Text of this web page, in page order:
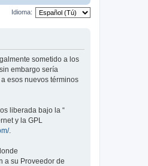
Idioma:
sometido a los
embargo sería
esos nuevos términos
liberada bajo la “
y la GPL
.
a su Proveedor de